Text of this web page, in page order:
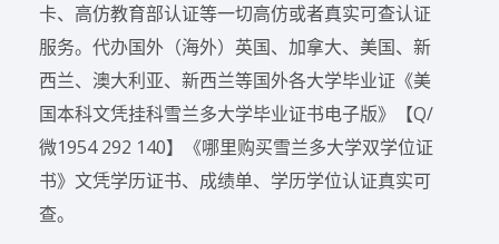
卡、高仿教育部认证等一切高仿或者真实可查认证
服务。代办国外（海外）英国、加拿大、美国、新
西兰、澳大利亚、新西兰等国外各大学毕业证《美
国本科文凭挂科雪兰多大学毕业证书电子版》【Q/
微1954 292 140】《哪里购买雪兰多大学双学位证
书》文凭学历证书、成绩单、学历学位认证真实可
查。